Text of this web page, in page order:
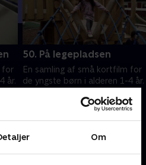
Om
for
år.
50. På legepladsen
En samling af små kortfilm for
de yngste børn i alderen 1-4 år.
underholdende.
16. februar 2024 • 2 min